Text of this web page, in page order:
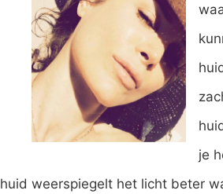
je
huid weerspiegelt het licht beter